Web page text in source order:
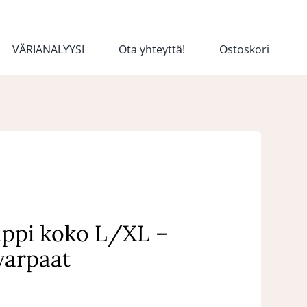
VÄRIANALYYSI Ota yhteyttä! Ostoskori
koko L/XL –